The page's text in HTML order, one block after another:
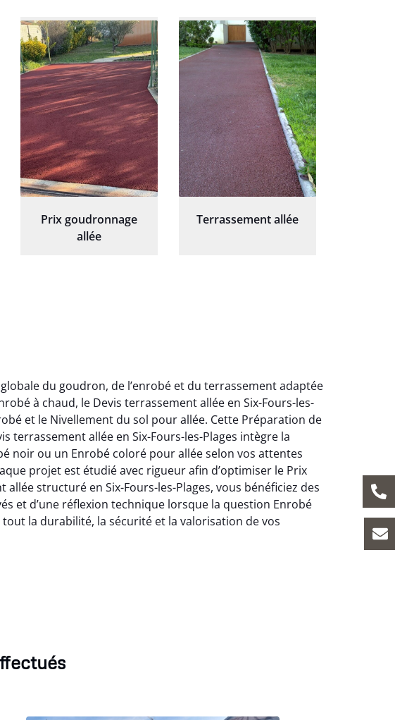
Prix goudronnage
allée
Terrassement allée
du goudron, de l’enrobé et du terrassement adaptée
à chaud, le Devis terrassement allée en Six-Fours-les-
et le Nivellement du sol pour allée. Cette Préparation de
allée en Six-Fours-les-Plages intègre la
noir ou un Enrobé coloré pour allée selon vos attentes
projet est étudié avec rigueur afin d’optimiser le Prix
structuré en Six-Fours-les-Plages, vous bénéficiez des
et d’une réflexion technique lorsque la question Enrobé
la durabilité, la sécurité et la valorisation de vos